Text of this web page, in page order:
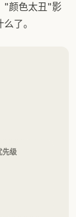
"颜色太丑"影
了。
先级